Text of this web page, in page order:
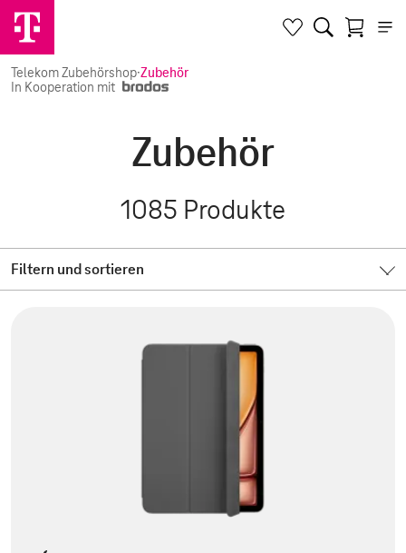
Telekom Zubehörshop·Zubehör
In Kooperation mit
Zubehör
1085 Produkte
Filtern und sortieren